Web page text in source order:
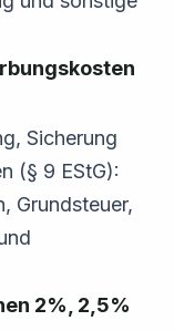
Sicherung
(§ 9 EStG):
Grundsteuer,
2%, 2,5%